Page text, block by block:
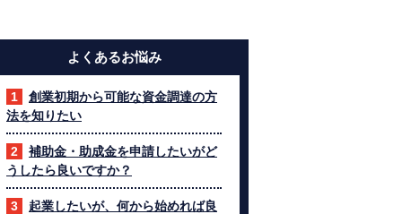
よくあるお悩み
創業初期から可能な資金調達の方
法を知りたい
補助金・助成金を申請したいがど
うしたら良いですか？
起業したいが、何から始めれば良